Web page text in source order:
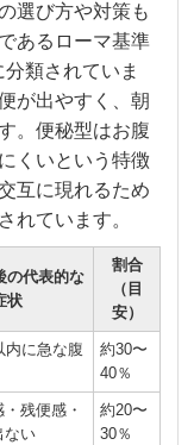
選び方や対策も
あるローマ基準
類されていま
が出やすく、朝
。便秘型はお腹
くいという特徴
互に現れるため
れています。
の代表的な
状
割合
（目
安）
内に急な腹
約30〜
40％
残便感・
ない
約20〜
30％